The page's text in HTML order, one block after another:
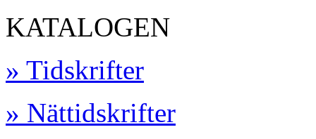
KATALOGEN
» Tidskrifter
» Nättidskrifter